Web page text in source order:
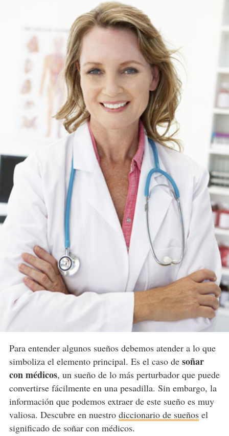
Para entender algunos sueños debemos atender a lo que
simboliza el elemento principal. Es el caso de soñar
con médicos, un sueño de lo más perturbador que puede
convertirse fácilmente en una pesadilla. Sin embargo, la
información que podemos extraer de este sueño es muy
valiosa. Descubre en nuestro diccionario de sueñosel
significado de soñar con médicos.